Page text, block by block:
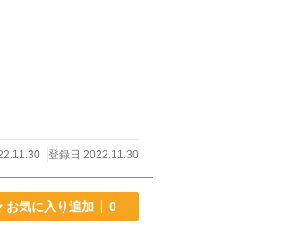
登録日 2022.11.30
お気に入り追加 0